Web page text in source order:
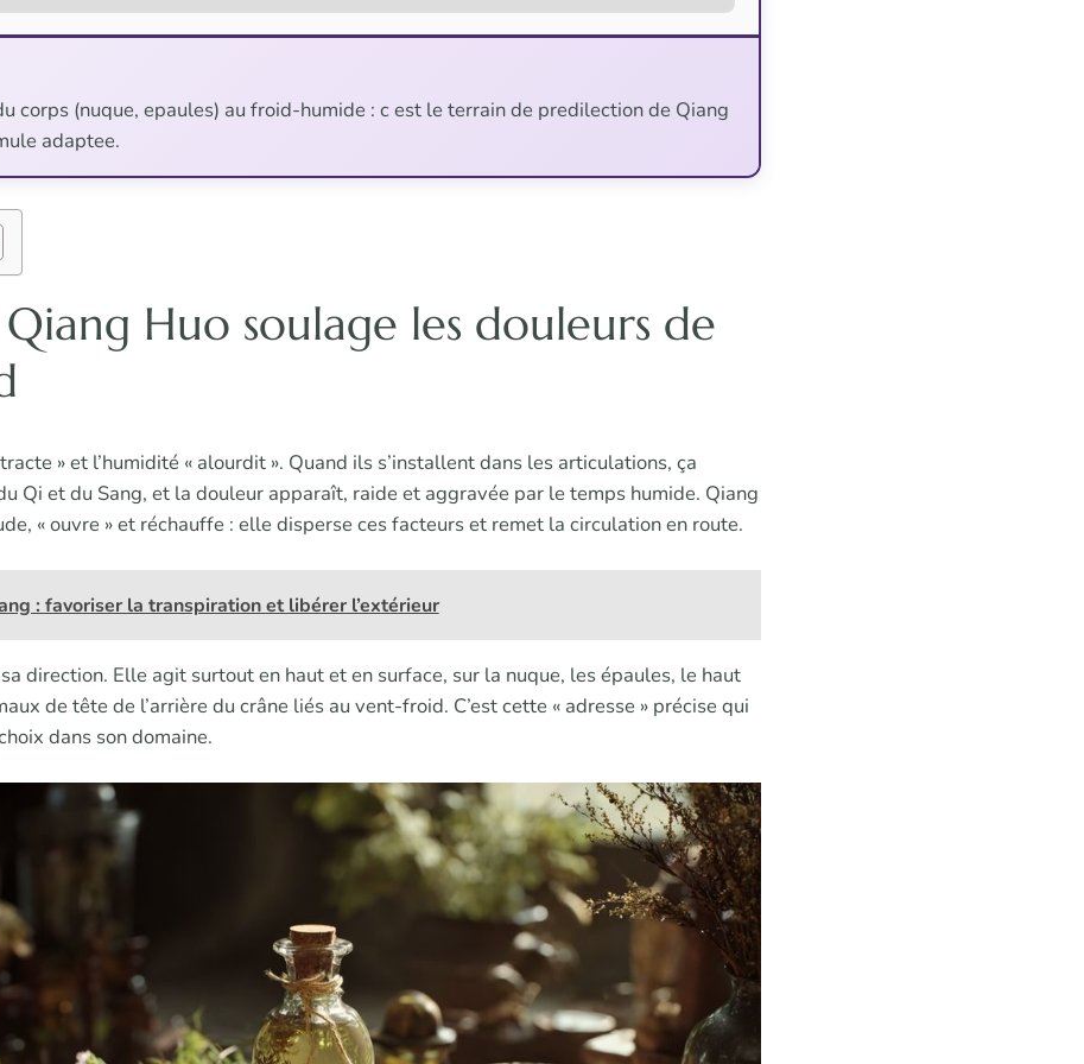
corps (nuque, epaules) au froid-humide : c est le terrain de predilection de Qiang
adaptee.
Huo soulage les douleurs de
» et l’humidité « alourdit ». Quand ils s’installent dans les articulations, ça
Qi et du Sang, et la douleur apparaît, raide et aggravée par le temps humide. Qiang
« ouvre » et réchauffe : elle disperse ces facteurs et remet la circulation en route.
: favoriser la transpiration et libérer l’extérieur
direction. Elle agit surtout en haut et en surface, sur la nuque, les épaules, le haut
de tête de l’arrière du crâne liés au vent-froid. C’est cette « adresse » précise qui
dans son domaine.